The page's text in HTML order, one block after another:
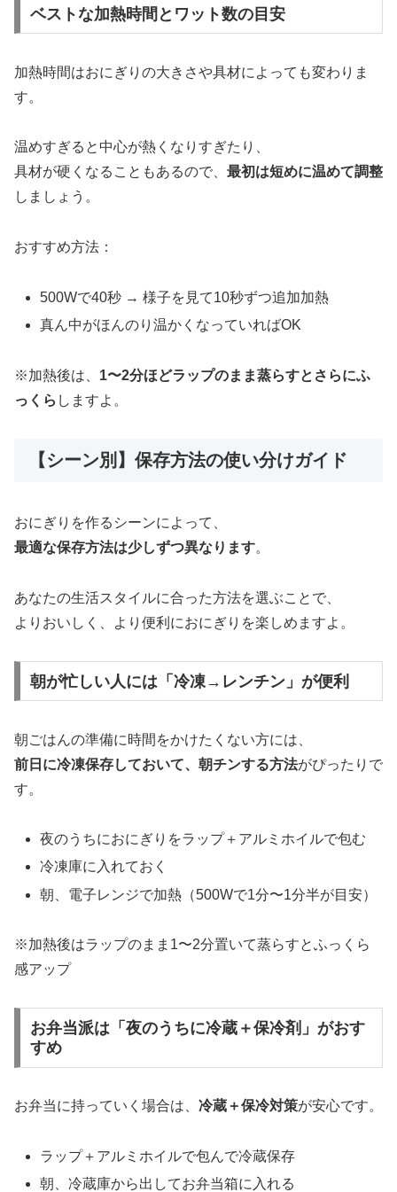
ベストな加熱時間とワット数の目安
加熱時間はおにぎりの大きさや具材によっても変わりま
す。
温めすぎると中心が熱くなりすぎたり、
具材が硬くなることもあるので、 最初は短めに温めて調整
しましょう。
おすすめ方法：
500Wで40秒 → 様子を見て10秒ずつ追加加熱
真ん中がほんのり温かくなっていればOK
※加熱後は、 1〜2分ほどラップのまま蒸らすとさらにふ
っくら しますよ。
【シーン別】保存方法の使い分けガイド
おにぎりを作るシーンによって、
最適な保存方法は少しずつ異なります。
あなたの生活スタイルに合った方法を選ぶことで、
よりおいしく、より便利におにぎりを楽しめますよ。
朝が忙しい人には「冷凍→レンチン」が便利
朝ごはんの準備に時間をかけたくない方には、
前日に冷凍保存しておいて、朝チンする方法がぴったりで
す。
夜のうちにおにぎりをラップ＋アルミホイルで包む
冷凍庫に入れておく
朝、電子レンジで加熱（500Wで1分〜1分半が目安）
※加熱後はラップのまま1〜2分置いて蒸らすとふっくら
感アップ
お弁当派は「夜のうちに冷蔵＋保冷剤」がおす
すめ
お弁当に持っていく場合は、 冷蔵＋保冷対策が安心です。
ラップ＋アルミホイルで包んで冷蔵保存
朝、冷蔵庫から出してお弁当箱に入れる